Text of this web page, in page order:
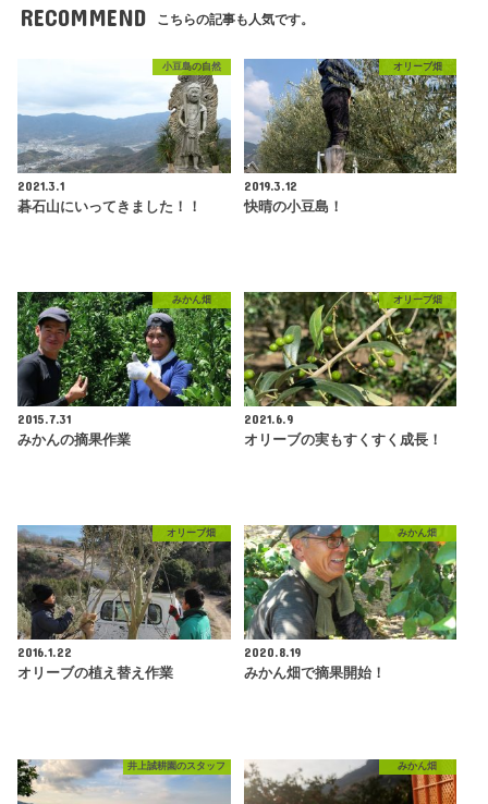
RECOMMEND こちらの記事も人気です。
小豆島の自然
2021.3.1
碁石山にいってきました！！
オリーブ畑
2019.3.12
快晴の小豆島！
みかん畑
2015.7.31
みかんの摘果作業
オリーブ畑
2021.6.9
オリーブの実もすくすく成長！
オリーブ畑
2016.1.22
オリーブの植え替え作業
みかん畑
2020.8.19
みかん畑で摘果開始！
井上誠耕園のスタッフ みかん畑